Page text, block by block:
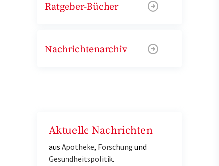
Ratgeber-Bücher
Nachrichtenarchiv
Aktuelle Nachrichten
aus Apotheke, Forschung und
Gesundheitspolitik.